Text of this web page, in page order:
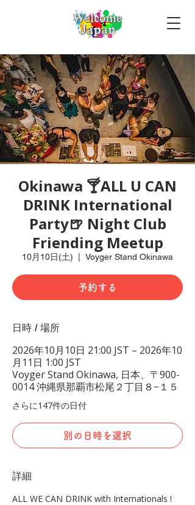
Okinawa 🍸ALL U CAN
DRINK International
Party🍺 Night Club
Friending Meetup
10月10日(土) Voyger Stand Okinawa
予約する
日時 / 場所
2026年10月10日 21:00 JST – 2026年10
月11日 1:00 JST
Voyger Stand Okinawa, 日本、〒900-
0014 沖縄県那覇市松尾２丁目８−１５
さらに147件の日付
別の日時を選択
詳細
ALL WE CAN DRINK with Internationals !